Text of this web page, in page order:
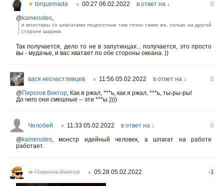
★ torquemada ○ 00:27 06.02.2022 в ответ на ↓
0
@kamenotes,
и монстеры со шпагатами поцреотные там точно такие же, только на другой
стороне шарика
Так получается, дело то не в запутинцах... получается, это просто
вы - мyдачье, и вас хватает по обе стороны океана. ))
вася несчастливцев ○ 11:56 05.02.2022 в ответ на ↓
0
@Пирогов Виктор, Как я ржал, ***ь, как я ржал, ***ь, ты-ры-ры!
До чего они смешные -- эти ***ы.))))
Челобей ○ 11:33 05.02.2022 в ответ на ↓
0
@kamenotes, монстр идейный человек, а шпагат на работе
работает.
★Пирогов Виктор ○ 05:28 05.02.2022 -1